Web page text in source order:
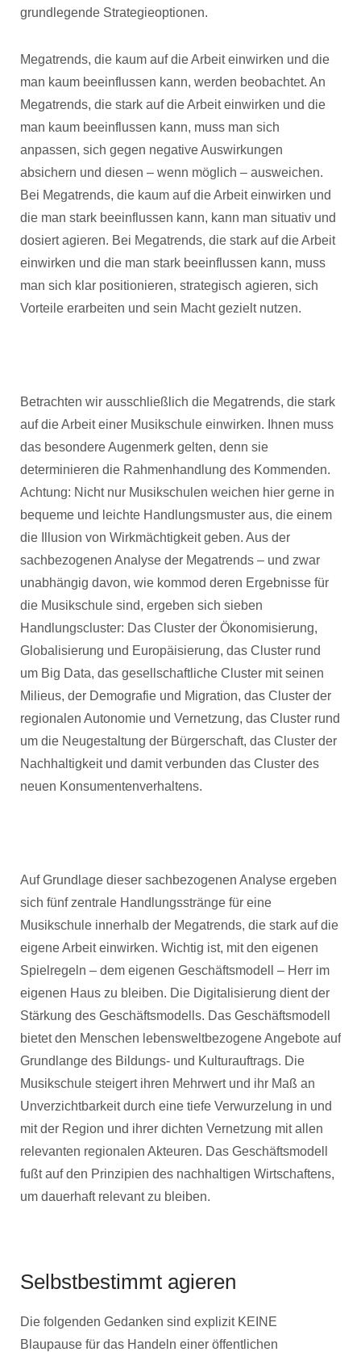
grundlegende Strategieoptionen.
Megatrends, die kaum auf die Arbeit einwirken und die
man kaum beeinflussen kann, werden beobachtet. An
Megatrends, die stark auf die Arbeit einwirken und die
man kaum beeinflussen kann, muss man sich
anpassen, sich gegen negative Auswirkungen
absichern und diesen – wenn möglich – ausweichen.
Bei Megatrends, die kaum auf die Arbeit einwirken und
die man stark beeinflussen kann, kann man situativ und
dosiert agieren. Bei Megatrends, die stark auf die Arbeit
einwirken und die man stark beeinflussen kann, muss
man sich klar positionieren, strategisch agieren, sich
Vorteile erarbeiten und sein Macht gezielt nutzen.
Betrachten wir ausschließlich die Megatrends, die stark
auf die Arbeit einer Musikschule einwirken. Ihnen muss
das besondere Augenmerk gelten, denn sie
determinieren die Rahmenhandlung des Kommenden.
Achtung: Nicht nur Musikschulen weichen hier gerne in
bequeme und leichte Handlungsmuster aus, die einem
die Illusion von Wirkmächtigkeit geben. Aus der
sachbezogenen Analyse der Megatrends – und zwar
unabhängig davon, wie kommod deren Ergebnisse für
die Musikschule sind, ergeben sich sieben
Handlungscluster: Das Cluster der Ökonomisierung,
Globalisierung und Europäisierung, das Cluster rund
um Big Data, das gesellschaftliche Cluster mit seinen
Milieus, der Demografie und Migration, das Cluster der
regionalen Autonomie und Vernetzung, das Cluster rund
um die Neugestaltung der Bürgerschaft, das Cluster der
Nachhaltigkeit und damit verbunden das Cluster des
neuen Konsumentenverhaltens.
Auf Grundlage dieser sachbezogenen Analyse ergeben
sich fünf zentrale Handlungsstränge für eine
Musikschule innerhalb der Megatrends, die stark auf die
eigene Arbeit einwirken. Wichtig ist, mit den eigenen
Spielregeln – dem eigenen Geschäftsmodell – Herr im
eigenen Haus zu bleiben. Die Digitalisierung dient der
Stärkung des Geschäftsmodells. Das Geschäftsmodell
bietet den Menschen lebensweltbezogene Angebote auf
Grundlange des Bildungs- und Kulturauftrags. Die
Musikschule steigert ihren Mehrwert und ihr Maß an
Unverzichtbarkeit durch eine tiefe Verwurzelung in und
mit der Region und ihrer dichten Vernetzung mit allen
relevanten regionalen Akteuren. Das Geschäftsmodell
fußt auf den Prinzipien des nachhaltigen Wirtschaftens,
um dauerhaft relevant zu bleiben.
Selbstbestimmt agieren
Die folgenden Gedanken sind explizit KEINE
Blaupause für das Handeln einer öffentlichen